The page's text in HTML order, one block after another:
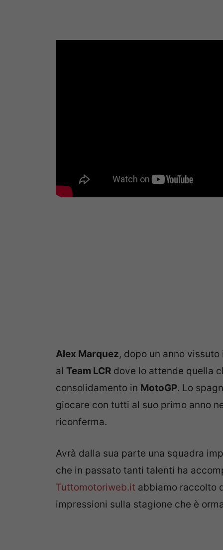
Alex Marquez, dopo un anno vissuto
al Team LCR dove lo attende quella
consolidamento in MotoGP. Lo
giocare con tutti al suo primo anno
riconferma.
Avrà dalla sua parte una squadra
che in passato tanti talenti ha
Tuttomotoriweb.it abbiamo raccolto
impressioni sulla stagione che è